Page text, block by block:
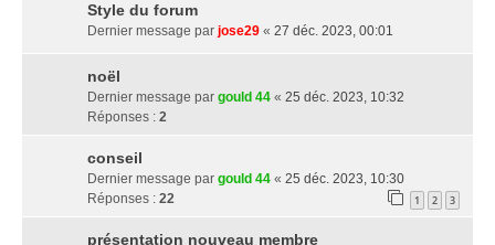
Style du forum
Dernier message par jose29 « 27 déc. 2023, 00:01
noël
Dernier message par gould 44 « 25 déc. 2023, 10:32
Réponses : 2
conseil
Dernier message par gould 44 « 25 déc. 2023, 10:30
Réponses : 22 1 2 3
présentation nouveau membre